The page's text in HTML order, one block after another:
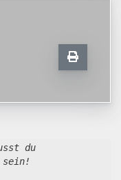
du
sein!